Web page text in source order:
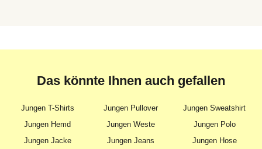
Das könnte Ihnen auch gefallen
Jungen T-Shirts Jungen Pullover
Jungen Sweatshirt
Jungen Hemd
Jungen Weste
Jungen Polo
Jungen Jacke
Jungen Jeans
Jungen Hose